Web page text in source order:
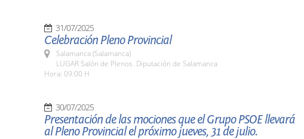
31/07/2025
Celebración Pleno Provincial
Salamanca (Salamanca)
LUGAR Salón de Plenos. Diputación de Salamanca
Hora: 09:00 H
30/07/2025
Presentación de las mociones que el Grupo PSOE llevará
al Pleno Provincial el próximo jueves, 31 de julio.